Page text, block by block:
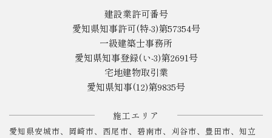
建設業許可番号
愛知県知事許可(特-3)第57354号
一級建築士事務所
愛知県知事登録(い-3)第2691号
宅地建物取引業
愛知県知事(12)第9835号
施工エリア
愛知県安城市、岡崎市、西尾市、碧南市、刈谷市、豊田市、知立